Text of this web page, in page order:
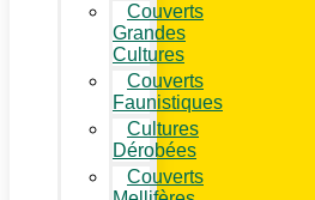
Couverts
Grandes
Cultures
Couverts
Faunistiques
Cultures
Dérobées
Couverts